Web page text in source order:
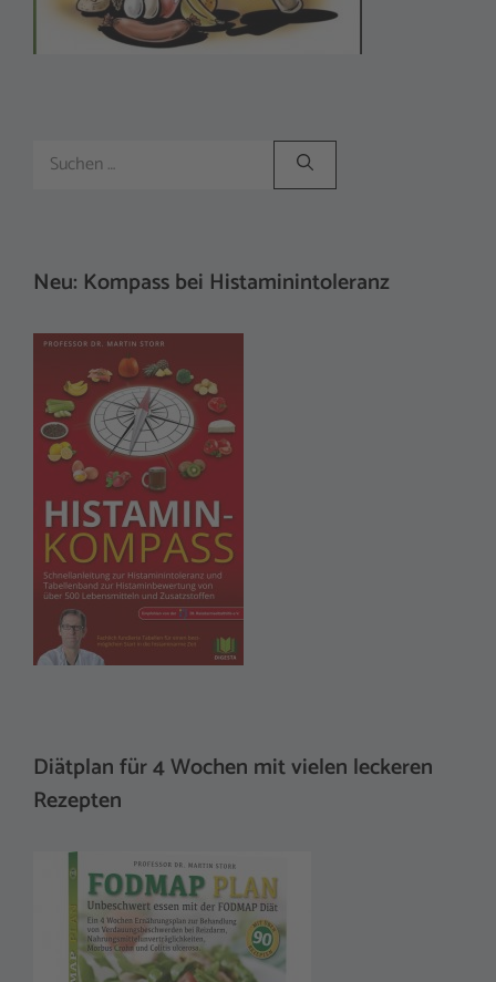
Suchen
nach:
Neu: Kompass bei Histaminintoleranz
Diätplan für 4 Wochen mit vielen leckeren
Rezepten